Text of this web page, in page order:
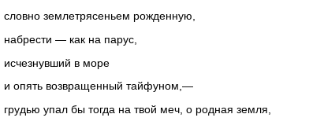
словно землетрясеньем рожденную,
набрести — как на парус,
исчезнувший в море
и опять возвращенный тайфуном,—
грудью упал бы тогда на твой меч, о родная земля,